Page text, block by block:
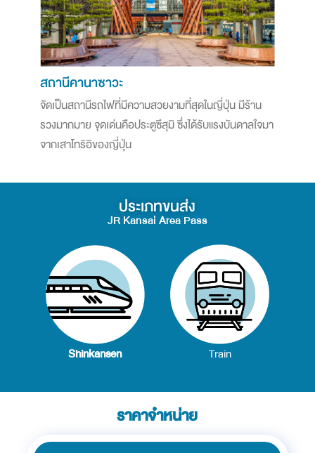
สถานีคานาซาวะ
จัดเป็นสถานีรถไฟที่มีความสวยงามที่สุดในญี่ปุ่น มีร้าน
รวงมากมาย จุดเด่นคือประตูซึสุมิ ซึ่งได้รับแรงบันดาลใจมา
จากเสาโทริอิของญี่ปุ่น
ประเภทขนส่ง
JR Kansai Area Pass
Shinkansen Train
ราคาจำหน่าย